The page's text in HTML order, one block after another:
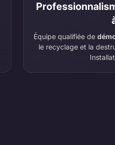
Équipe qualifiée de
le recyclage et la